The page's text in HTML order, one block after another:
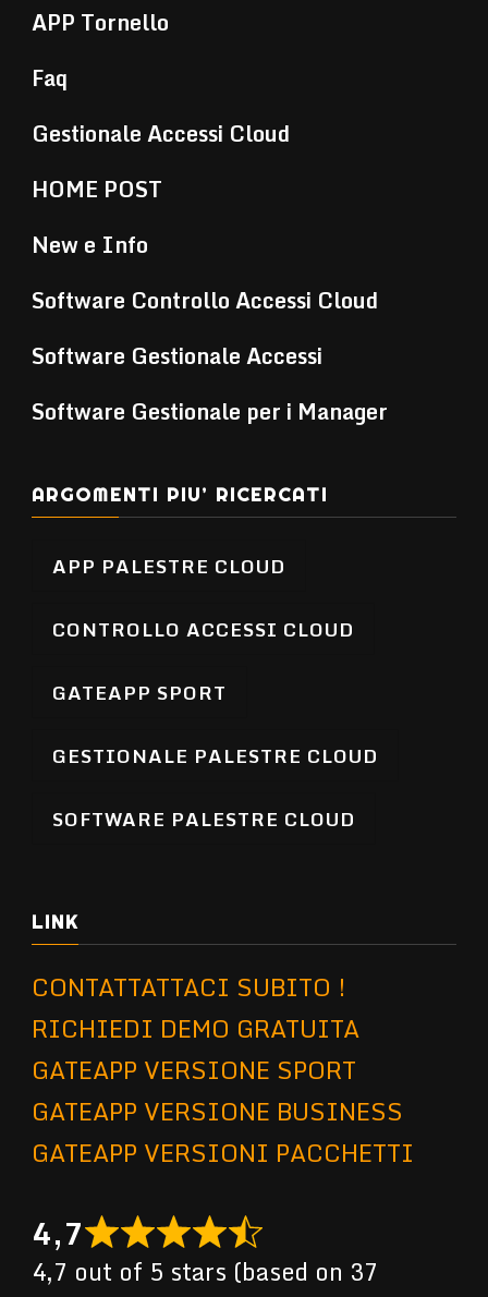
APP Tornello
Faq
Gestionale Accessi Cloud
HOME POST
New e Info
Software Controllo Accessi Cloud
Software Gestionale Accessi
Software Gestionale per i Manager
ARGOMENTI PIU’ RICERCATI
APP PALESTRE CLOUD
CONTROLLO ACCESSI CLOUD
GATEAPP SPORT
GESTIONALE PALESTRE CLOUD
SOFTWARE PALESTRE CLOUD
LINK
CONTATTATTACI SUBITO !
RICHIEDI DEMO GRATUITA
GATEAPP VERSIONE SPORT
GATEAPP VERSIONE BUSINESS
GATEAPP VERSIONI PACCHETTI
4,7
4,7 out of 5 stars (based on 37